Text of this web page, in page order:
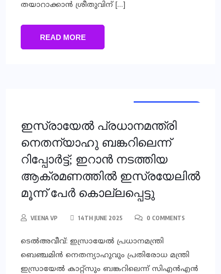
തയാറാക്കാന്‍ ശ്രീതുവിന് […]
READ MORE
ഇസ്രായേല്‍ പ്രധാനമന്ത്രി
നെതന്യാഹു ബങ്കറിലെന്ന്
റിപ്പോര്‍ട്ട്; ഇറാന്‍ നടത്തിയ
ആക്രമണത്തില്‍ ഇസ്രയേലില്‍
മൂന്ന് പേര്‍ കൊല്ലപ്പെട്ടു
VEENA VP 14TH JUNE 2025 0 COMMENTS
ടെല്‍അവീവ്: ഇസ്രായേല്‍ പ്രധാനമന്ത്രി
ബെഞ്ചമിന്‍ നെതന്യാഹുവും പ്രതിരോധ മന്ത്രി
ഇസ്രായേല്‍ കാറ്റ്സും ബങ്കറിലെന്ന് സിഎന്‍എന്‍